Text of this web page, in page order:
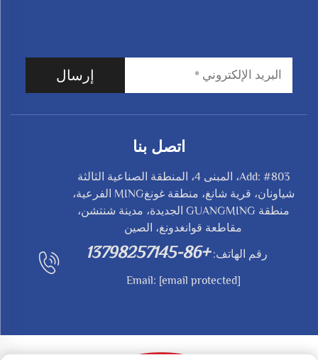
إرسال
اتصل بنا
Add: #803، المبنى 4، المنطقة الصناعية الثالثة
شياونان، قرية شانغ، منطقة غونغMING الفرعية،
منطقة GUANGMING الجديدة، مدينة شنتشن،
مقاطعة قوانغدونغ، الصين
رقم الهاتف: +86-13798257145
Email: [email protected]